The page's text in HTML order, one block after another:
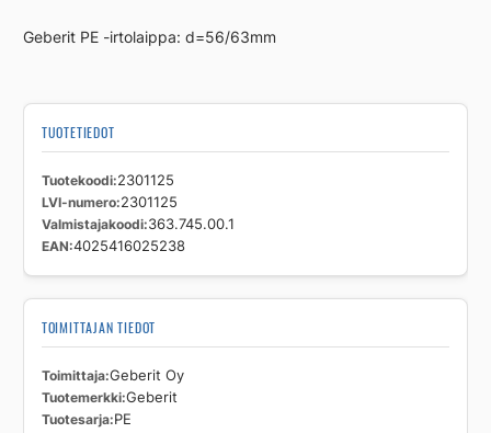
määrä
Geberit PE -irtolaippa: d=56/63mm
TUOTETIEDOT
Tuotekoodi 2301125
LVI-numero 2301125
Valmistajakoodi 363.745.00.1
EAN 4025416025238
TOIMITTAJAN TIEDOT
Toimittaja Geberit Oy
Tuotemerkki Geberit
Tuotesarja PE